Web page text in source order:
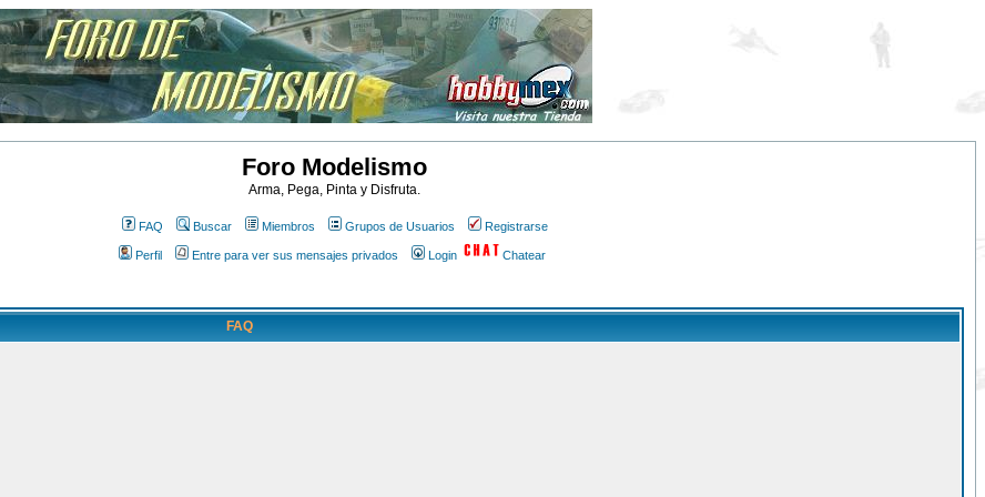
Foro Modelismo
Arma, Pega, Pinta y Disfruta.
FAQ Buscar Miembros Grupos de Usuarios Registrarse
Perfil Entre para ver sus mensajes privados Login Chatear
FAQ